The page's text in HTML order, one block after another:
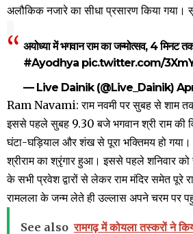
अलौकिक नजारे का सीधा प्रसारण किया गया।
अयोध्या में भगवान राम का जन्मोत्सव, 4 मिनट
#Ayodhya pic.twitter.com/
— Live Dainik (@Live_Dainik)
Ram Navami: राम नवमी पर सुबह से शाम तक
इससे पहले सुबह 9.30 बजे भगवान श्री राम की
घंटा-घड़ियाल और शंख से पूरा भक्तिमय हो
श्रीराम का श्रृंगार हुआ। इससे पहले शनिवार को
के सभी प्रवेश द्वारों से लेकर राम मंदिर समेत पूरे
रामलला के जन्म लेते ही उल्लास अपने चरम पर
See also रामगढ़ में कोयला तस्करों ने